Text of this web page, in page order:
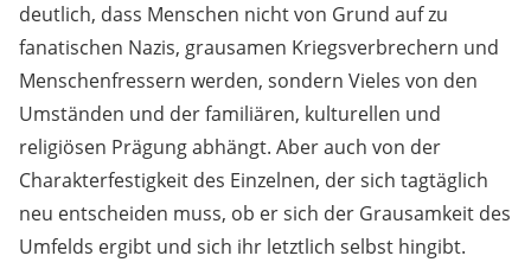
deutlich, dass Menschen nicht von Grund auf zu
fanatischen Nazis, grausamen Kriegsverbrechern und
Menschenfressern werden, sondern Vieles von den
Umständen und der familiären, kulturellen und
religiösen Prägung abhängt. Aber auch von der
Charakterfestigkeit des Einzelnen, der sich tagtäglich
neu entscheiden muss, ob er sich der Grausamkeit des
Umfelds ergibt und sich ihr letztlich selbst hingibt.